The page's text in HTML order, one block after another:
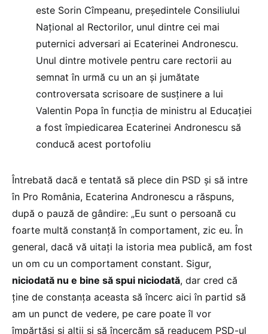
este Sorin Cîmpeanu, președintele Consiliului
Național al Rectorilor, unul dintre cei mai
puternici adversari ai Ecaterinei Andronescu.
Unul dintre motivele pentru care rectorii au
semnat în urmă cu un an și jumătate
controversata scrisoare de susținere a lui
Valentin Popa în funcția de ministru al Educației
a fost împiedicarea Ecaterinei Andronescu să
conducă acest portofoliu
Întrebată dacă e tentată să plece din PSD și să intre
în Pro România, Ecaterina Andronescu a răspuns,
după o pauză de gândire: „Eu sunt o persoană cu
foarte multă constanță în comportament, zic eu. În
general, dacă vă uitați la istoria mea publică, am fost
un om cu un comportament constant. Sigur,
niciodată nu e bine să spui niciodată, dar cred că
ține de constanța aceasta să încerc aici în partid să
am un punct de vedere, pe care poate îl vor
împărtăși și alții și să încercăm să readucem PSD-ul